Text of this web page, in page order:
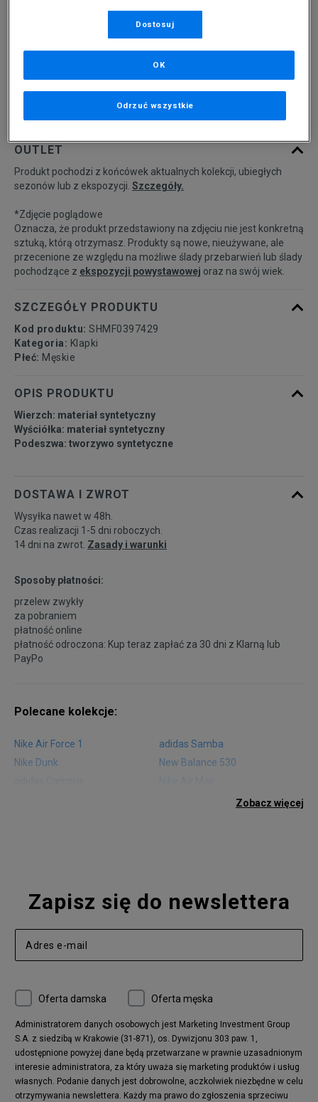
PRODUKT NIEDOSTĘPNY
Jeśli artykuł będzie ponownie dostępny, otrzymasz od nas
Rozmiary EU Rozmiary US
39 24,6 cm Powiadom o dostępności
40 25,1 cm
41 25,4 cm Powiadom o dostępności
43 27,1 cm
45 28 cm
47 30 cm
OUTLET
Produkt pochodzi z końcówek aktualnych kolekcji, ubiegłych
sezonów lub z ekspozycji. Szczegóły.
*Zdjęcie poglądowe
Oznacza, że produkt przedstawiony na zdjęciu nie jest konkretną
sztuką, którą otrzymasz. Produkty są nowe, nieużywane, ale
przecenione ze względu na możliwe ślady przebarwień lub ślady
pochodzące z ekspozycji powystawowej oraz na swój wiek.
SZCZEGÓŁY PRODUKTU
Kod produktu: SHMF0397429
Kategoria: Klapki
Płeć: Męskie
OPIS PRODUKTU
Wierzch: materiał syntetyczny
Wyściółka: materiał syntetyczny
Podeszwa: tworzywo syntetyczne
DOSTAWA I ZWROT
Wysyłka nawet w 48h.
Czas realizacji 1-5 dni roboczych.
14 dni na zwrot. Zasady i warunki
Sposoby płatności:
przelew zwykły
za pobraniem
płatność online
płatność odroczona: Kup teraz zapłać za 30 dni z Klarną lub
PayPo
Polecane kolekcje:
Nike Air Force 1
adidas Samba
Nike Dunk
New Balance 530
Air Jordan 1
New Balance 327
adidas Handball Spezial
Birkenstock Arizona
Nike Air Max 270
New Balance CT302
adidas Ozelia
Nike Air More Uptempo
adidas Stan Smith
Puma Mayze
Reebok Club C
New Balance 2002
adidas NMD
Converse Run Star Hike
Nike Air Max Pulse
adidas Nizza
New Balance 997
adidas ZX
Nike Waffle One
Zobacz więcej
Zapisz się do newslettera
Oferta damska Oferta męska
Administratorem danych osobowych jest Marketing Investment Group
S.A. z siedzibą w Krakowie (31-871), os. Dywizjonu 303 paw. 1,
udostępnione powyżej dane będą przetwarzane w prawnie uzasadnionym
interesie administratora, za który uważa się marketing produktów i usług
własnych. Podanie danych jest dobrowolne, aczkolwiek niezbędne w celu
otrzymywania newslettera. Każdy ma prawo do zgłoszenia sprzeciwu
Dostosuj
Odrzuć wszystkie
OK